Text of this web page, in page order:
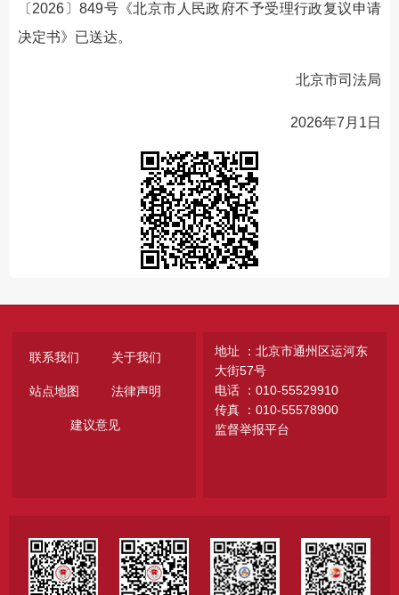
〔2026〕849号《北京市人民政府不予受理行政复议申请
决定书》已送达。
北京市司法局
2026年7月1日
联系我们 关于我们
站点地图 法律声明
建议意见
地址 ：北京市通州区运河东
大街57号
电话 ：010-55529910
传真 ：010-55578900
监督举报平台